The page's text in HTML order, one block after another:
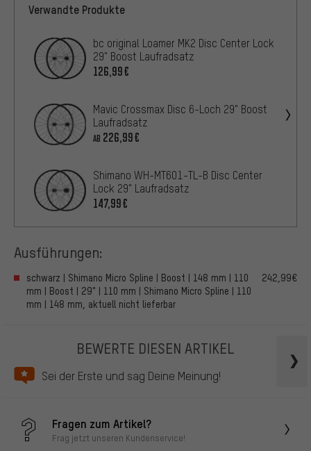
Verwandte Produkte
bc original Loamer MK2 Disc Center Lock
29" Boost Laufradsatz
126,99€
Mavic Crossmax Disc 6-Loch 29" Boost
Laufradsatz
AB 226,99€
Shimano WH-MT601-TL-B Disc Center
Lock 29" Laufradsatz
147,99€
Ausführungen:
schwarz | Shimano Micro Spline | Boost | 148 mm | 110
mm | Boost | 29" | 110 mm | Shimano Micro Spline | 110
mm | 148 mm, aktuell nicht lieferbar
242,99€
BEWERTE DIESEN ARTIKEL
Sei der Erste und sag Deine Meinung!
Fragen zum Artikel?
Frag jetzt unseren Kundenservice!